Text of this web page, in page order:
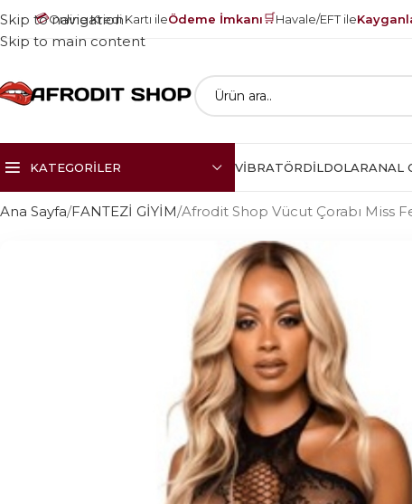
💳Online Kredi Kartı ileÖdeme İmkanı🛒Havale/EFT ile
Skip to navigation
Skip to main content
KATEGORILER VIBRATÖRDILDOLARANAL
Ana Sayfa FANTEZİ GİYİM Afrodit Shop Vücut Çorabı Miss